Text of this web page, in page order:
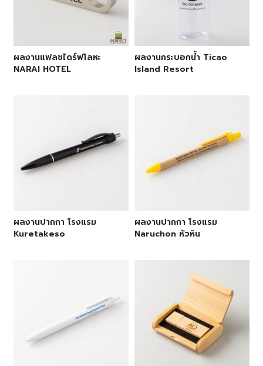
ผลงานแฟลชไดร์ฟโลหะ
NARAI HOTEL
ผลงานกระบอกน้ำ Ticao
Island Resort
ผลงานปากกา โรงแรม
Kuretakeso
ผลงานปากกา โรงแรม
Naruchon หัวหิน